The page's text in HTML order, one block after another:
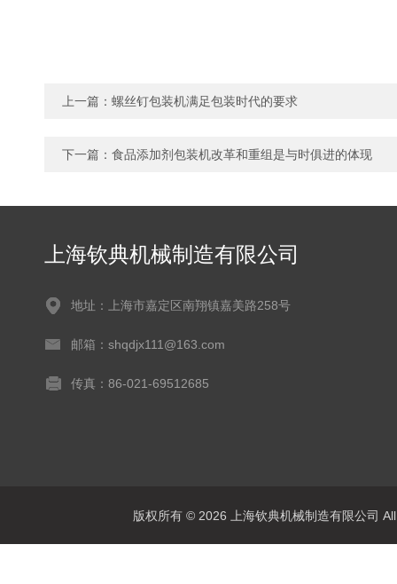
上一篇： 螺丝钉包装机满足包装时代的要求
下一篇： 食品添加剂包装机改革和重组是与时俱进的体现
上海钦典机械制造有限公司
地址：上海市嘉定区南翔镇嘉美路258号
邮箱：shqdjx111@163.com
传真：86-021-69512685
版权所有 © 2026 上海钦典机械制造有限公